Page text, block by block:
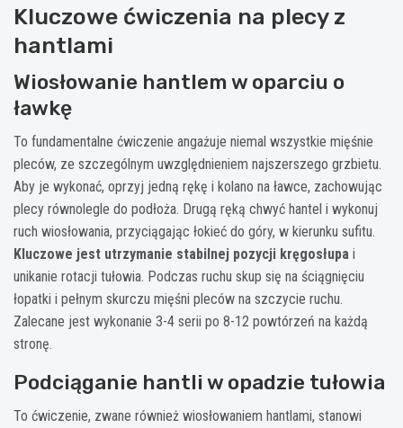
Kluczowe ćwiczenia na plecy z
hantlami
Wiosłowanie hantlem w oparciu o
ławkę
To fundamentalne ćwiczenie angażuje niemal wszystkie mięśnie
pleców, ze szczególnym uwzględnieniem najszerszego grzbietu.
Aby je wykonać, oprzyj jedną rękę i kolano na ławce, zachowując
plecy równolegle do podłoża. Drugą ręką chwyć hantel i wykonuj
ruch wiosłowania, przyciągając łokieć do góry, w kierunku sufitu.
Kluczowe jest utrzymanie stabilnej pozycji kręgosłupa i
unikanie rotacji tułowia. Podczas ruchu skup się na ściągnięciu
łopatki i pełnym skurczu mięśni pleców na szczycie ruchu.
Zalecane jest wykonanie 3-4 serii po 8-12 powtórzeń na każdą
stronę.
Podciąganie hantli w opadzie tułowia
To ćwiczenie, zwane również wiosłowaniem hantlami, stanowi